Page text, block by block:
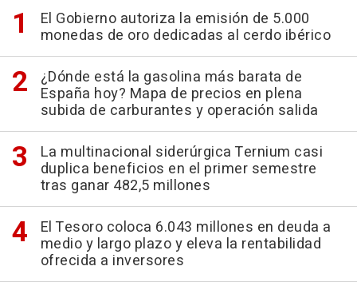
El Gobierno autoriza la emisión de 5.000
monedas de oro dedicadas al cerdo ibérico
¿Dónde está la gasolina más barata de
España hoy? Mapa de precios en plena
subida de carburantes y operación salida
La multinacional siderúrgica Ternium casi
duplica beneficios en el primer semestre
tras ganar 482,5 millones
El Tesoro coloca 6.043 millones en deuda a
medio y largo plazo y eleva la rentabilidad
ofrecida a inversores